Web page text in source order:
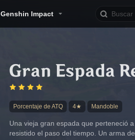
Genshin Impact
Gran Espada
Porcentaje de ATQ 4★ Mandoble
Una vieja gran espada que perteneció
resistido el paso del tiempo. Un arma